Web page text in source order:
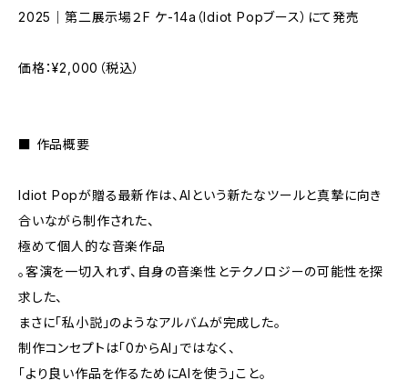
2025｜第二展示場２F ケ-14a（Idiot Popブース）にて発売
価格：¥2,000（税込）
■ 作品概要
Idiot Popが贈る最新作は、AIという新たなツールと真摯に向き
合いながら制作された、
極めて個人的な音楽作品
。客演を一切入れず、自身の音楽性とテクノロジーの可能性を探
求した、
まさに「私小説」のようなアルバムが完成した。
制作コンセプトは「0からAI」ではなく、
「より良い作品を作るためにAIを使う」こと。